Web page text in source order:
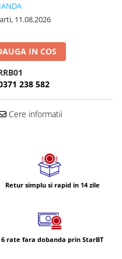
11.08.2026
IN COS
238 582
Cere informatii
Retur simplu si rapid in 14 zile
6 rate fara dobanda prin StarBT